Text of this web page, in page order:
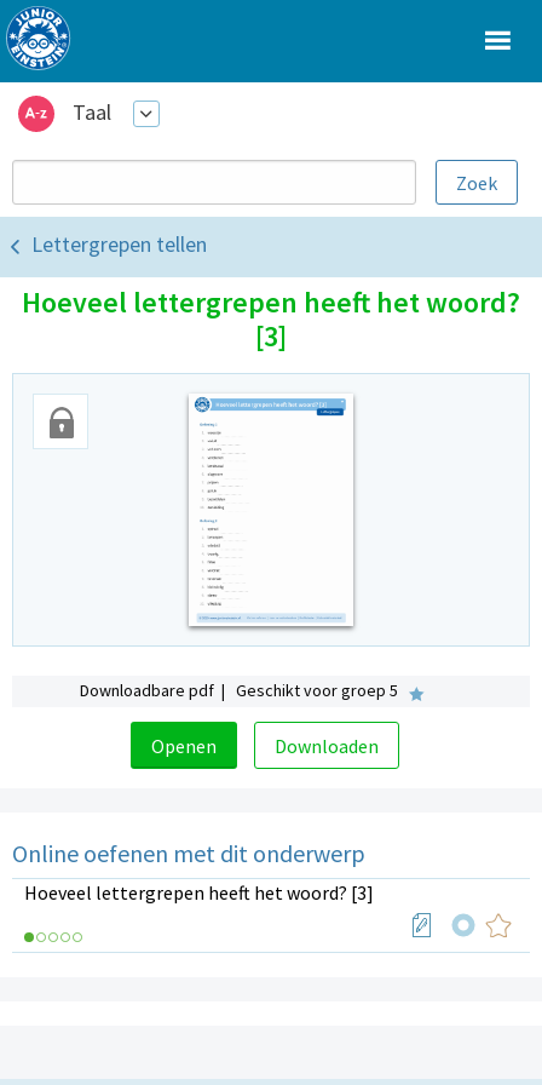
Taal
Lettergrepen tellen
Hoeveel lettergrepen heeft het woord?
[3]
Downloadbare pdf | Geschikt voor groep 5
Openen Downloaden
Online oefenen met dit onderwerp
Hoeveel lettergrepen heeft het woord? [3]